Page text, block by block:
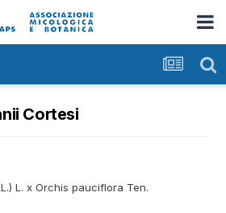
Cortesi
L. x Orchis pauciflora Ten.